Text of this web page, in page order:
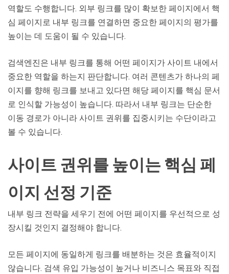
역할도 수행합니다. 외부 링크를 많이 확보한 페이지에서 핵
심 페이지로 내부 링크를 연결하면 중요한 페이지의 평가를
높이는 데 도움이 될 수 있습니다.
검색엔진은 내부 링크를 통해 어떤 페이지가 사이트 내에서
중요한 역할을 하는지 판단합니다. 여러 콘텐츠가 하나의 페
이지를 향해 링크를 보내고 있다면 해당 페이지를 핵심 문서
로 인식할 가능성이 높습니다. 따라서 내부 링크는 단순한
이동 경로가 아니라 사이트 권위를 집중시키는 수단이라고
볼 수 있습니다.
사이트 권위를 높이는 핵심 페
이지 선정 기준
내부 링크 전략을 세우기 전에 어떤 페이지를 우선적으로 성
장시킬 것인지 결정해야 합니다.
모든 페이지에 동일하게 링크를 배분하는 것은 효율적이지
않습니다. 검색 유입 가능성이 높거나 비즈니스 목표와 직접